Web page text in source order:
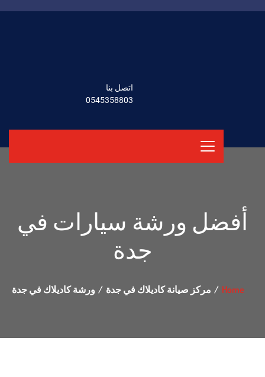
اتصل بنا
0545358803
أفضل ورشة سيارات في
جدة
Home مركز صيانة كاديلاك في جدة ورشة كاديلاك في جدة